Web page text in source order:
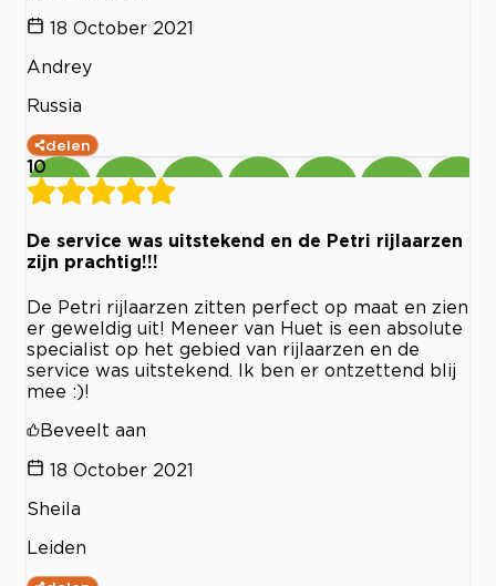
18 October 2021
Andrey
Russia
delen
10
De service was uitstekend en de Petri rijlaarzen
zijn prachtig!!!
De Petri rijlaarzen zitten perfect op maat en zien
er geweldig uit! Meneer van Huet is een absolute
specialist op het gebied van rijlaarzen en de
service was uitstekend. Ik ben er ontzettend blij
mee :)!
Beveelt aan
18 October 2021
Sheila
Leiden